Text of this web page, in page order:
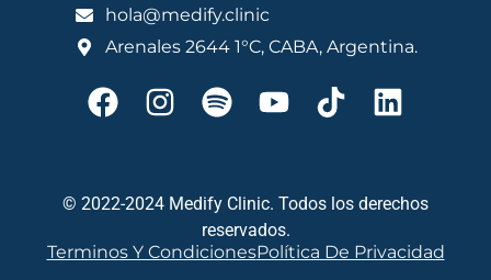
hola@medify.clinic
Arenales 2644 1°C, CABA, Argentina.
© 2022-2024 Medify Clinic. Todos los derechos
reservados.
Terminos Y CondicionesPolítica De Privacidad